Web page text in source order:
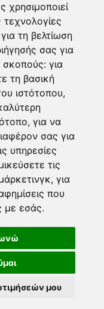
χρησιμοποιεί
τη βελτίωση
σας για
σκοπούς: για
τη βασική
ιστότοπου,
, για να
σας για
υπηρεσίες
τις
, για
που
με εσάς.
μου
Services
|Δήλωση
τα Cookies
σύσταση (ΕΕ)
TV| LIVE
| Youtube
Α.Ε.
δικαιώματος.